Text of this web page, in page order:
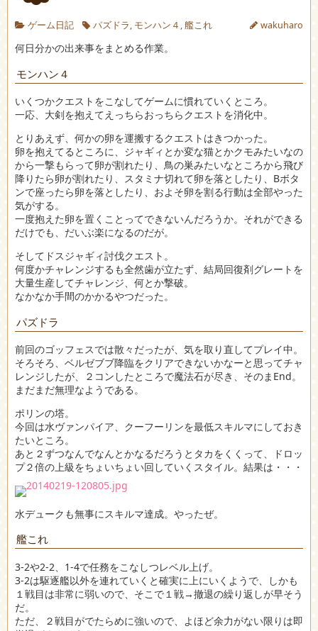
ゲーム日記 パズドラ, モンハン４,艦これ wakuharo
何日分かの出来事をまとめる作業。
モンハン４
いくつかクエストをこなしてゲームに慣れていくところ。
一応、大剣を抱えてえっちらおっちらクエストを消化中。
とりあえず、何かの卵を運搬するクエストはきつかった。
卵を抱えてるところに、ジャギィとか変な猫とかクモみたいなの
から一撃もらって卵が割れたり、鳥の巣みたいなところから飛び
降りたら卵が割れたり、スタミナ切れて卵を落としたり、Bボタ
ンで座ったら卵を落としたり、およそ卵を割る行動は全部やった
気がする。
一度抱えた卵を置くことってできないんだろうか。それができる
だけでも、だいぶ楽になるのだが。
そしてドスジャギィ討伐クエスト。
何度かチャレンジするも全然歯が立たず、結局回復剤グレートを
大量生産してチャレンジ、何とか撃破。
なかなか手間のかかるやつだった。
パズドラ
前回のゴッフェスでは散々だったが、気を取り直してプレイ中。
そろそろ、ベルゼブブ降臨をクリアできないかなーと思ってチャ
レンジしたが、２コンしたところで魔法石が尽き、そのまEnd。
まだまだ無理なようである。
ポリンの塔。
今回は水ヴァンパイア、クーフーリンを最低スキルマにしておき
たいところ。
あと２ずつなんでなんとかなるだろうとタカをくくって、ドロッ
プ２倍の上級をちょいちょい回していくスタイル。結果は・・・
水デュークも無事にスキルマ達成。やったぜ。
艦これ
3-2や2-2、1-4で任務をこなしつレベル上げ。
3-2は駆逐艦以外を連れていくと確実に上にいくようで、しかも
１戦目は非常に弱いので、そこで１戦→撤退の繰り返しが早そう
だ。
ただ、２戦目がでたらめに強いので、よほど余力がない限りは即